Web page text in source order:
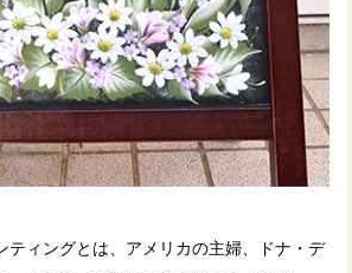
ティングとは、アメリカの主婦、ドナ・デ